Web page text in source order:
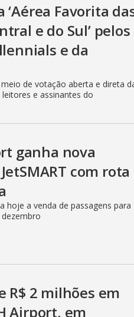
‘Aérea Favorita
e do Sul’ pelos
e da
de votação aberta e direta
e assinantes do
ganha nova
com rota
hoje a venda de passagens para
R$ 2 milhões em
Airport, em